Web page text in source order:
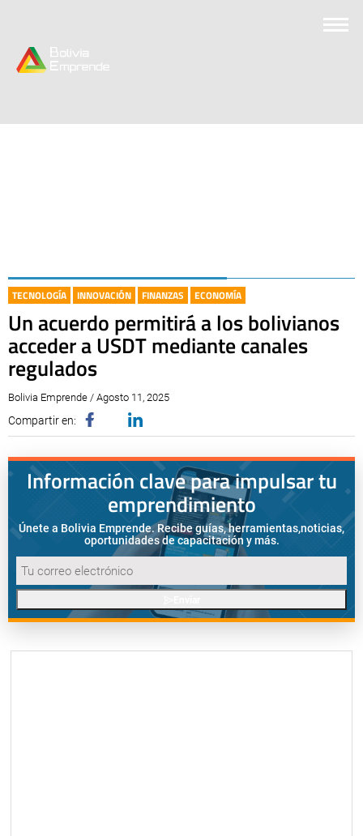
TECNOLOGÍA INNOVACIÓN FINANZAS ECONOMÍA
Un acuerdo permitirá a los bolivianos
acceder a USDT mediante canales
regulados
Bolivia Emprende / Agosto 11, 2025
Compartir en:
Información clave para impulsar tu
emprendimiento
Únete a Bolivia Emprende. Recibe guías, herramientas,noticias,
oportunidades de capacitación y más.